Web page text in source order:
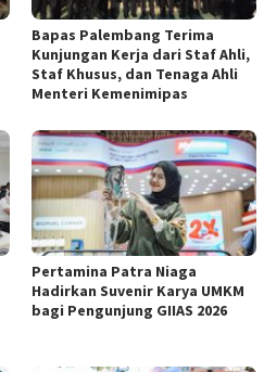
Bapas Palembang Terima
Kunjungan Kerja dari Staf Ahli,
Staf Khusus, dan Tenaga Ahli
Menteri Kemenimipas
Pertamina Patra Niaga
Hadirkan Suvenir Karya UMKM
bagi Pengunjung GIIAS 2026